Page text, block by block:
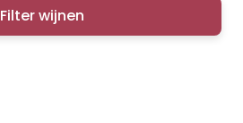
Filter wijnen